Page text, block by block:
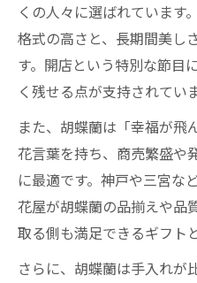
くの人々に選ばれています
格式の高さと、長期間美し
す。開店という特別な節目
く残せる点が支持されていま
また、胡蝶蘭は「幸福が飛
花言葉を持ち、商売繁盛や
に最適です。神戸や三宮な
花屋が胡蝶蘭の品揃えや品
取る側も満足できるギフト
さらに、胡蝶蘭は手入れが